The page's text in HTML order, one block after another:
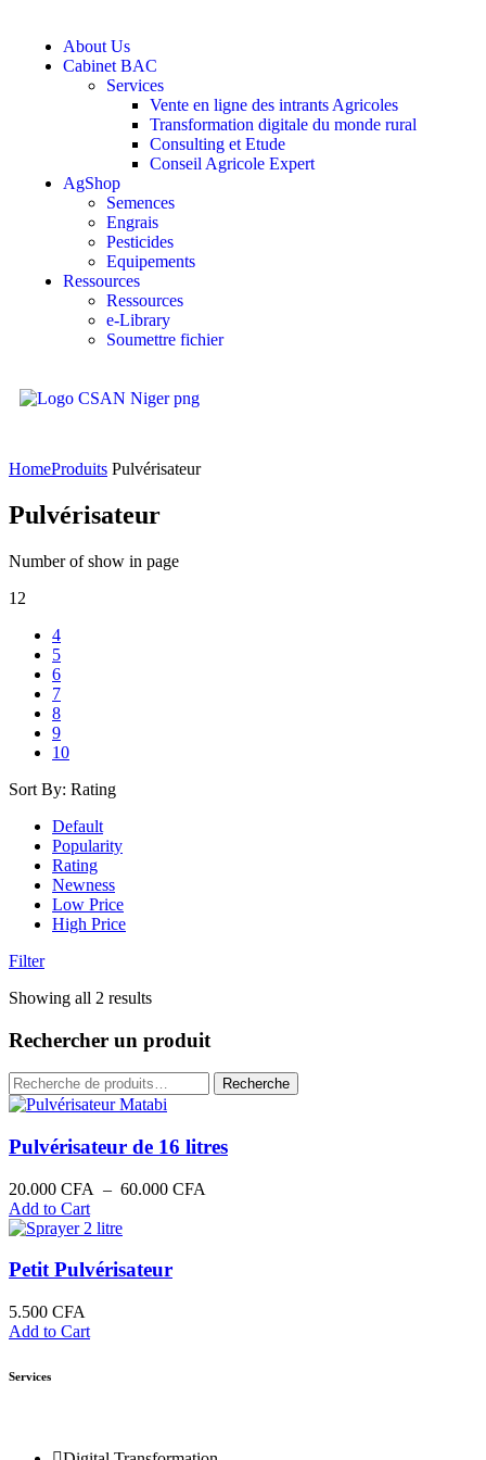
About Us
Cabinet BAC
Services
Vente en ligne des intrants Agricoles
Transformation digitale du monde rural
Consulting et Etude
Conseil Agricole Expert
AgShop
Semences
Engrais
Pesticides
Equipements
Ressources
Ressources
e-Library
Soumettre fichier
HomeProduits Pulvérisateur
Pulvérisateur
Number of show in page
12
4
5
6
7
8
9
10
Sort By: Rating
Default
Popularity
Rating
Newness
Low Price
High Price
Filter
Showing all 2 results
Rechercher un produit
Recherche
Pulvérisateur de 16 litres
20.000 CFA – 60.000 CFA
Add to Cart
Petit Pulvérisateur
5.500 CFA
Add to Cart
Services